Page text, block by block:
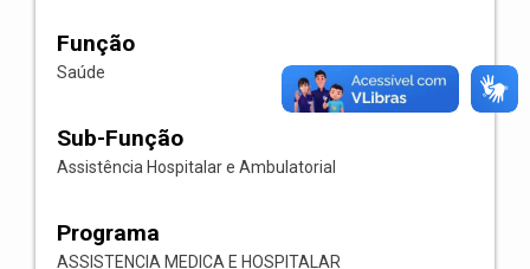
Função
Saúde
Sub-Função
Assistência Hospitalar e Ambulatorial
Programa
ASSISTENCIA MEDICA E HOSPITALAR